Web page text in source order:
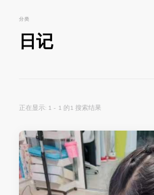
分类
日记
正在显示: 1 - 1 的1 搜索结果